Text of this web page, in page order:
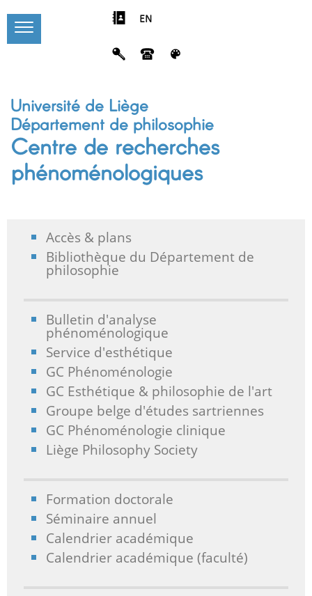
EN
Université de Liège
Département de philosophie
Centre de recherches
phénoménologiques
Accès & plans
Bibliothèque du Département de
philosophie
Bulletin d'analyse
phénoménologique
Service d'esthétique
GC Phénoménologie
GC Esthétique & philosophie de l'art
Groupe belge d'études sartriennes
GC Phénoménologie clinique
Liège Philosophy Society
Formation doctorale
Séminaire annuel
Calendrier académique
Calendrier académique (faculté)